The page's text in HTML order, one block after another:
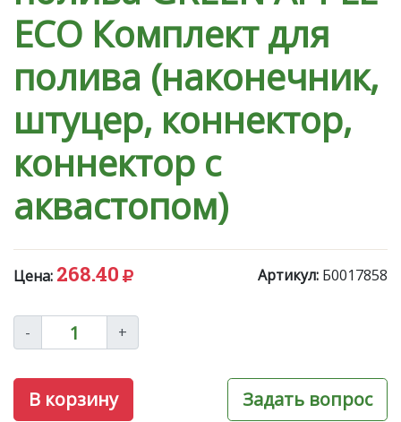
ЕСО Комплект для
полива (наконечник,
штуцер, коннектор,
коннектор с
аквастопом)
Цена: 268.40 Артикул: Б0017858
- +
В корзину Задать вопрос